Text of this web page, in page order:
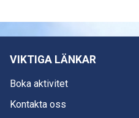
VIKTIGA LÄNKAR
Boka aktivitet
Kontakta oss